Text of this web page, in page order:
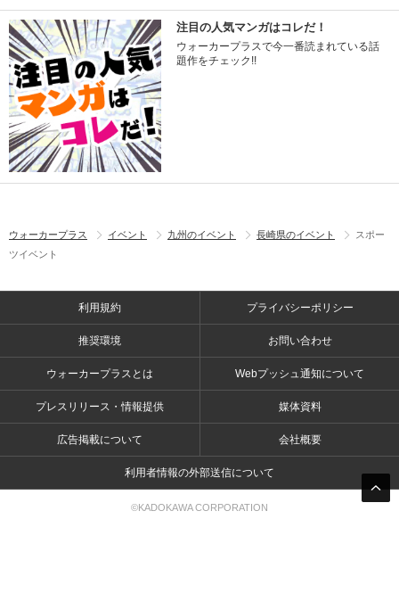
注目の人気マンガはコレだ！
ウォーカープラスで今一番読まれている話
題作をチェック!!
ウォーカープラス イベント 九州のイベント 長崎県のイベント
スポー
ツイベント
利用規約 プライバシーポリシー
推奨環境 お問い合わせ
ウォーカープラスとは Webプッシュ通知について
プレスリリース・情報提供 媒体資料
広告掲載について 会社概要
利用者情報の外部送信について
©KADOKAWA CORPORATION